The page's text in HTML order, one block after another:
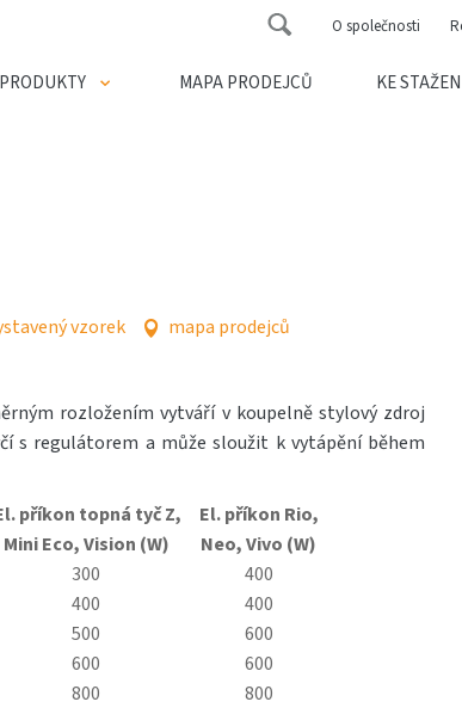
O společnosti
PRODUKTY MAPA PRODEJCŮ KE
vzorek mapa prodejců
rozložením vytváří v koupelně stylový zdroj
s regulátorem a může sloužit k vytápění během
příkon topná tyč Z,
MiniEco, Vision (W)
El. příkon Rio,
Neo, Vivo (W)
300
400
400
400
500
600
600
600
800
800